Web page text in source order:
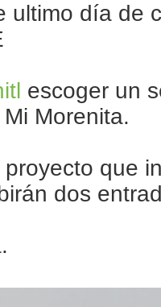
ultimo día de
escoger un
Morenita.
que
dos